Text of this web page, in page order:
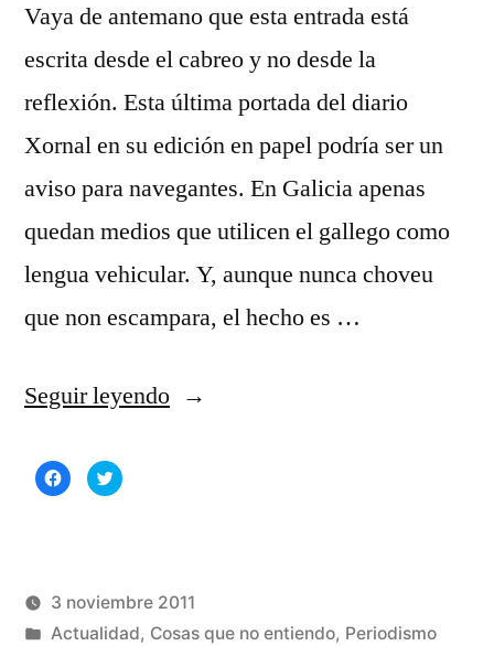
Vaya de antemano que esta entrada está
escrita desde el cabreo y no desde la
reflexión. Esta última portada del diario
Xornal en su edición en papel podría ser un
aviso para navegantes. En Galicia apenas
quedan medios que utilicen el gallego como
lengua vehicular. Y, aunque nunca choveu
que non escampara, el hecho es …
Seguir leyendo«Así
gallego
Haz
clic
ventana
Haz
clic
una
ventana
Publicado
Manuel
3 noviembre 2011
Publicado
Actualidad, Cosas que no entiendo, Periodismo